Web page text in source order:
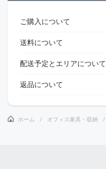
ご購入について
送料について
配送予定とエリアについて
返品について
ホーム オフィス家具・収納